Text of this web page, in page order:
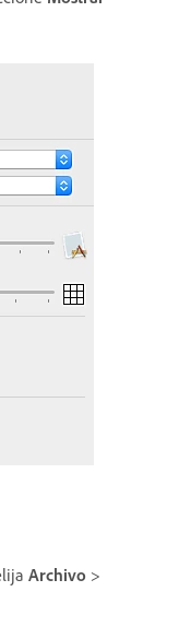
Archivo >